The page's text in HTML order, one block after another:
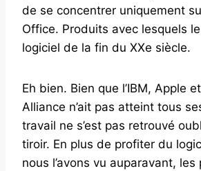
de se concentrer uniquement
Office. Produits avec lesquels
logiciel de la fin du XXe siècle.
Eh bien. Bien que l’IBM, Apple
Alliance n’ait pas atteint tous
travail ne s’est pas retrouvé
tiroir. En plus de profiter du
nous l’avons vu auparavant, les